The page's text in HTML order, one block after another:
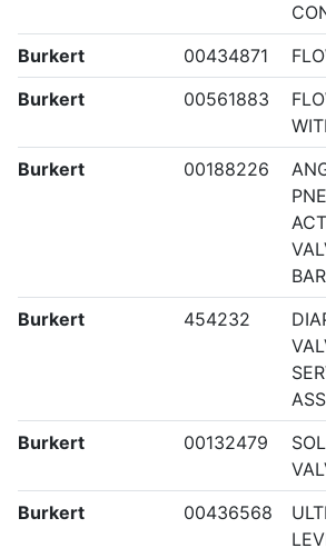
Burkert 00434871
Burkert
00561883
Burkert 00188226
BAR
Burkert 454232
Burkert 00132479
Burkert 00436568